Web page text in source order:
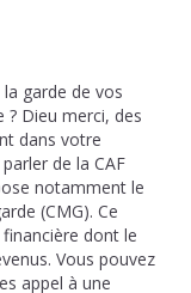
garde de vos
? Dieu merci, des
dans votre
de la CAF
notamment le
(CMG). Ce
dont le
Vous pouvez
appel à une